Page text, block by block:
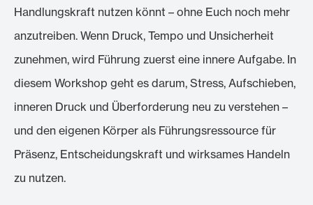
Handlungskraft nutzen könnt – ohne Euch noch mehr
anzutreiben. Wenn Druck, Tempo und Unsicherheit
zunehmen, wird Führung zuerst eine innere Aufgabe. In
diesem Workshop geht es darum, Stress, Aufschieben,
inneren Druck und Überforderung neu zu verstehen –
und den eigenen Körper als Führungsressource für
Präsenz, Entscheidungskraft und wirksames Handeln
zu nutzen.